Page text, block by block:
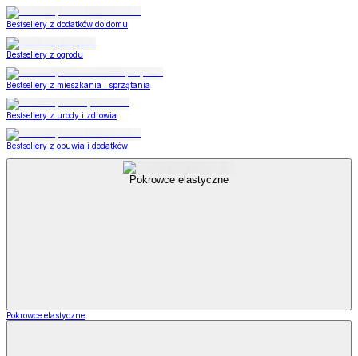
Bestsellery z dodatków do domu
Bestsellery z ogrodu
Bestsellery z mieszkania i sprzątania
Bestsellery z urody i zdrowia
Bestsellery z obuwia i dodatków
Pokrowce elastyczne
Pokrowce elastyczne